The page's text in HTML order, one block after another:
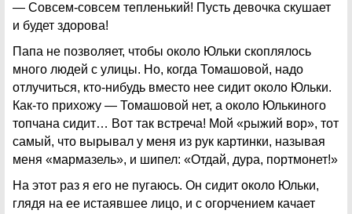
— Совсем-совсем тепленький! Пусть девочка скушает
и будет здорова!
Папа не позволяет, чтобы около Юльки скоплялось
много людей с улицы. Но, когда Томашовой, надо
отлучиться, кто-нибудь вместо нее сидит около Юльки.
Как-то прихожу — Томашовой нет, а около Юлькиного
топчана сидит… Вот так встреча! Мой «рыжий вор», тот
самый, что вырывал у меня из рук картинки, называя
меня «мармазель», и шипел: «Отдай, дура, портмонет!»
На этот раз я его не пугаюсь. Он сидит около Юльки,
глядя на ее истаявшее лицо, и с огорчением качает